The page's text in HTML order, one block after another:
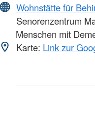
Wohnstätte für
Senorenzentrum
Menschen mit
Karte: Link zur